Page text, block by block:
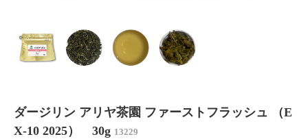
ダージリン アリヤ茶園 ファーストフラッシュ （E
X-10 2025） 30g 13229